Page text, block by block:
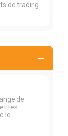
de trading
de
le